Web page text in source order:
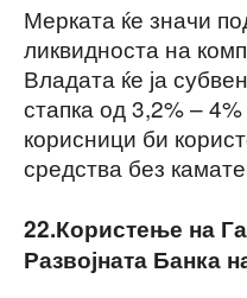
Мерката ќе значи
ликвидноста на
Владата ќе ја
стапка од 3,2% –
корисници би
средства без
22.Користење на
Развојната Банка